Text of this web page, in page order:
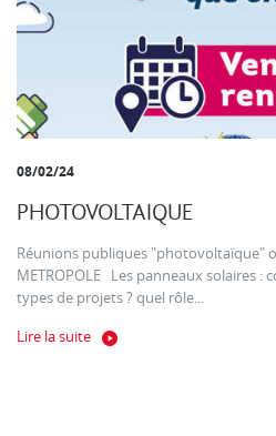
08/02/24
PHOTOVOLTAIQUE
Réunions publiques "photovoltaïque"
METROPOLE Les panneaux solaires :
types de projets ? quel rôle...
Lire la suite